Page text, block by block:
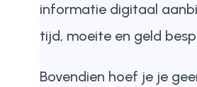
informatie digitaal
tijd, moeite en geld
Bovendien hoef je je